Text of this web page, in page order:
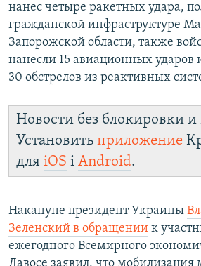
нанес четыре ракетных удара,
гражданской инфраструктуре
Запорожской области, также
нанесли 15 авиационных ударов
30 обстрелов из реактивных
Новости без блокировки
Установить приложение
для iOS і Android.
Накануне президент Украины
Зеленский в обращении к
ежегодного Всемирного